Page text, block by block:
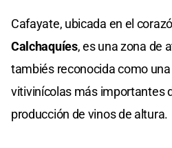
Cafayate, ubicada en el
Calchaquíes, es una zona de
tambiés reconocida como
vitivinícolas más importantes
producción de vinos de altura.